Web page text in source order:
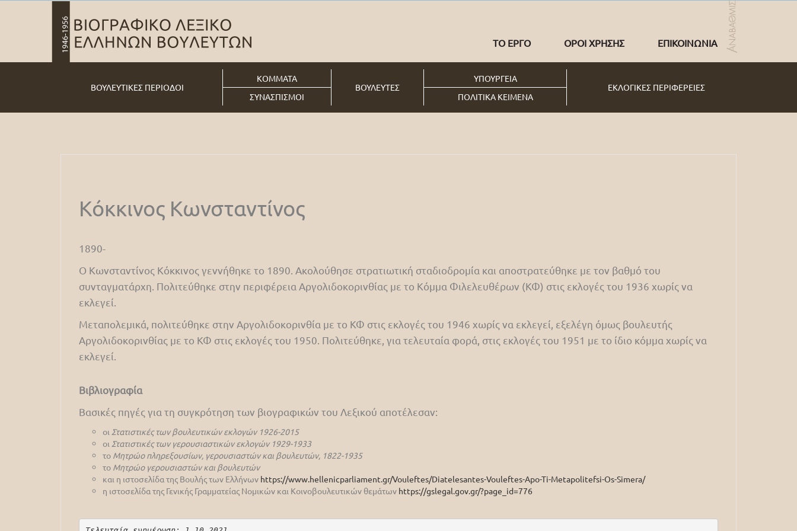
ΤΟ ΕΡΓΟ ΟΡΟΙ ΧΡΗΣΗΣ ΕΠΙΚΟΙΝΩΝΙΑ
ΒΟΥΛΕΥΤΙΚΕΣ ΠΕΡΙΟΔΟΙ
ΚΟΜΜΑΤΑ
ΒΟΥΛΕΥΤΕΣ
ΥΠΟΥΡΓΕΙΑ
ΕΚΛΟΓΙΚΕΣ ΠΕΡΙΦΕΡΕΙΕΣ
ΣΥΝΑΣΠΙΣΜΟΙ
ΠΟΛΙΤΙΚΑ ΚΕΙΜΕΝΑ
Κόκκινος Κωνσταντίνος
1890-
Ο Κωνσταντίνος Κόκκινος γεννήθηκε το 1890. Ακολούθησε στρατιωτική σταδιοδρομία και αποστρατεύθηκε με τον βαθμό του
συνταγματάρχη. Πολιτεύθηκε στην περιφέρεια Αργολιδοκορινθίας με το Κόμμα Φιλελευθέρων (ΚΦ) στις εκλογές του 1936 χωρίς να
εκλεγεί.
Μεταπολεμικά, πολιτεύθηκε στην Αργολιδοκορινθία με το ΚΦ στις εκλογές του 1946 χωρίς να εκλεγεί, εξελέγη όμως βουλευτής
Αργολιδοκορινθίας με το ΚΦ στις εκλογές του 1950. Πολιτεύθηκε, για τελευταία φορά, στις εκλογές του 1951 με το ίδιο κόμμα χωρίς να
εκλεγεί.
Βιβλιογραφία
Βασικές πηγές για τη συγκρότηση των βιογραφικών του Λεξικού αποτέλεσαν:
οι Στατιστικές των βουλευτικών εκλογών 1926-2015
οι Στατιστικές των γερουσιαστικών εκλογών 1929-1933
το Μητρώο πληρεξουσίων, γερουσιαστών και βουλευτών, 1822-1935
το Μητρώο γερουσιαστών και βουλευτών
και η ιστοσελίδα της Βουλής των Ελλήνων https://www.hellenicparliament.gr/Vouleftes/Diatelesantes-Vouleftes-Apo-Ti-Metapolitefsi-Os-Simera/
η ιστοσελίδα της Γενικής Γραμματείας Νομικών και Κοινοβουλευτικών θεμάτων https://gslegal.gov.gr/?page_id=776